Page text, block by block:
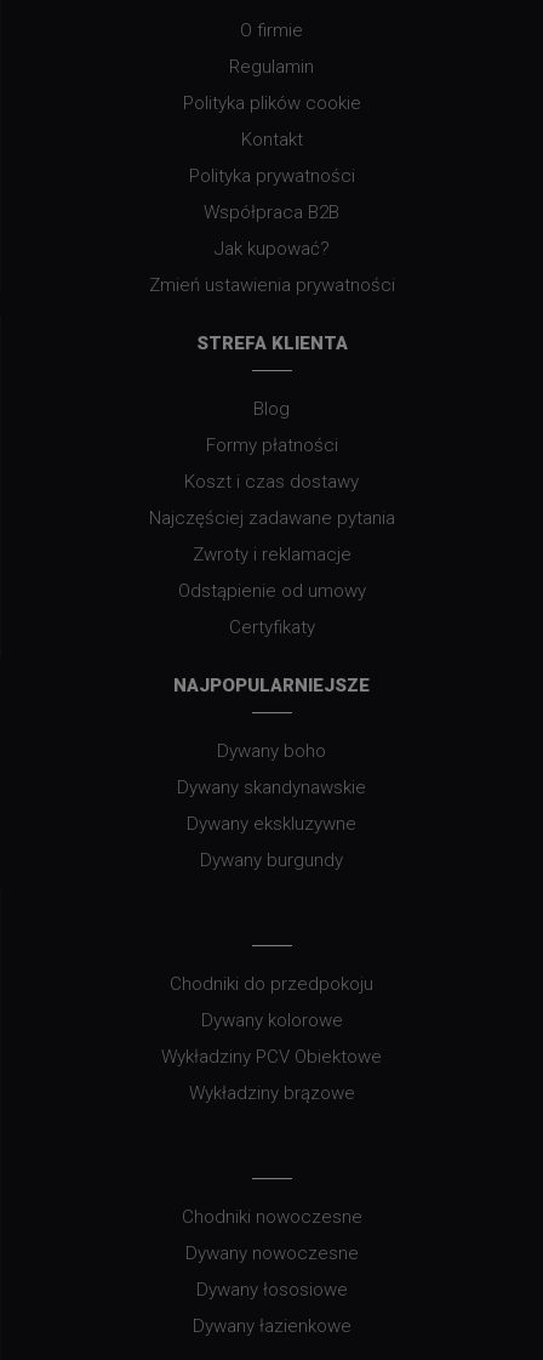
O firmie
Regulamin
Polityka plików cookie
Kontakt
Polityka prywatności
Współpraca B2B
Jak kupować?
Zmień ustawienia prywatności
STREFA KLIENTA
Blog
Formy płatności
Koszt i czas dostawy
Najczęściej zadawane pytania
Zwroty i reklamacje
Odstąpienie od umowy
Certyfikaty
NAJPOPULARNIEJSZE
Dywany boho
Dywany skandynawskie
Dywany ekskluzywne
Dywany burgundy
Chodniki do przedpokoju
Dywany kolorowe
Wykładziny PCV Obiektowe
Wykładziny brązowe
Chodniki nowoczesne
Dywany nowoczesne
Dywany łososiowe
Dywany łazienkowe